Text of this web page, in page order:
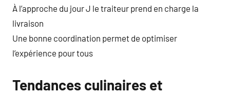
À l’approche du jour J le traiteur prend en charge la
livraison
Une bonne coordination permet de optimiser
l’expérience pour tous
Tendances culinaires et